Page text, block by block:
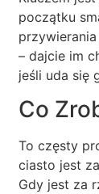
początku
– dajcie im
jeśli uda się
Co
To częsty
ciasto jest
Gdy jest za